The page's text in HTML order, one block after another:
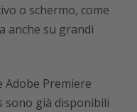
o schermo, come
anche su grandi
Adobe Premiere
sono già disponibili